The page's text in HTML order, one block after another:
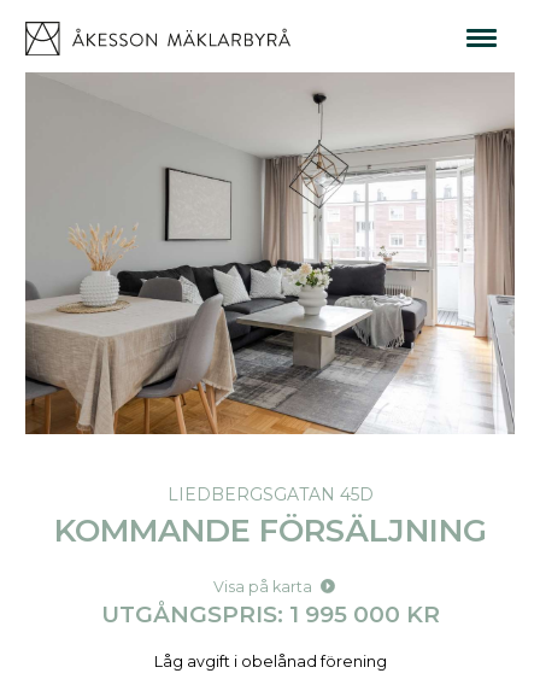
LIEDBERGSGATAN 45D
KOMMANDE FÖRSÄLJNING
Visa på karta
UTGÅNGSPRIS: 1 995 000 KR
Låg avgift i obelånad förening